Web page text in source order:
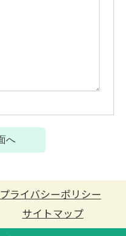
プライバシーポリシー
サイトマップ